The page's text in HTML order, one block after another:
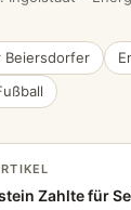
Beiersdorfer
Zahlte für